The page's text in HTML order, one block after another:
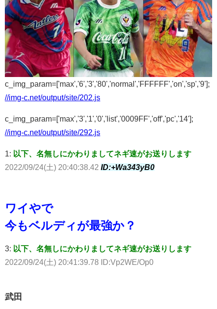
c_img_param=['max','6','3','80','normal','FFFFFF','on','sp','9'];
//img-c.net/output/site/202.js
c_img_param=['max','3','1','0','list','0009FF','off','pc','14'];
//img-c.net/output/site/292.js
1: 以下、名無しにかわりましてネギ速がお送りします
2022/09/24(土) 20:40:38.42 ID:+Wa343yB0
ワイやで
今もベルディが最強か？
3: 以下、名無しにかわりましてネギ速がお送りします
2022/09/24(土) 20:41:39.78 ID:Vp2WE/Op0
武田